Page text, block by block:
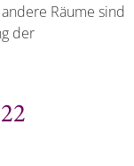
Räume sind
der